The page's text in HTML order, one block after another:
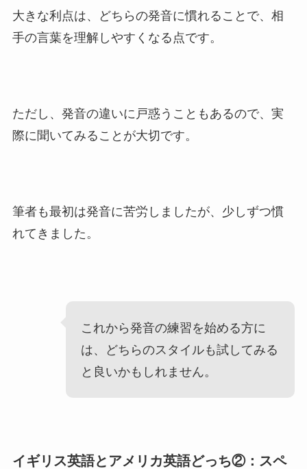
大きな利点は、どちらの発音に慣れることで、相
手の言葉を理解しやすくなる点です。
ただし、発音の違いに戸惑うこともあるので、実
際に聞いてみることが大切です。
筆者も最初は発音に苦労しましたが、少しずつ慣
れてきました。
これから発音の練習を始める方に
は、どちらのスタイルも試してみる
と良いかもしれません。
イギリス英語とアメリカ英語どっち②：スペ